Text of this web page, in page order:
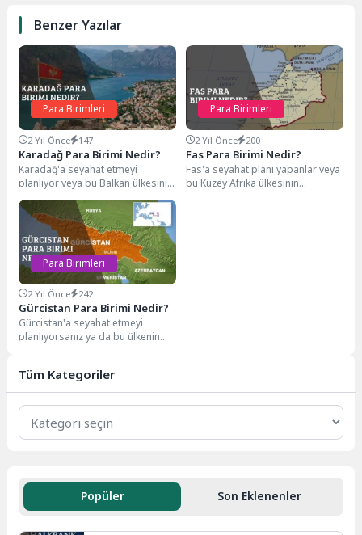
Benzer Yazılar
Para Birimleri
2 Yıl Önce 147
Karadağ Para Birimi Nedir?
Karadağ'a seyahat etmeyi
planlıyor veya bu Balkan ülkesinin
ekonomisi hakkında bilgi edinmek
istiyorsanız, doğru yerdesiniz....
Para Birimleri
2 Yıl Önce 200
Fas Para Birimi Nedir?
Fas'a seyahat planı yapanlar veya
bu Kuzey Afrika ülkesinin
Para Birimleri
2 Yıl Önce 242
Gürcistan Para Birimi Nedir?
Gürcistan'a seyahat etmeyi
planlıyorsanız ya da bu ülkenin
Tüm Kategoriler
Popüler Son Eklenenler